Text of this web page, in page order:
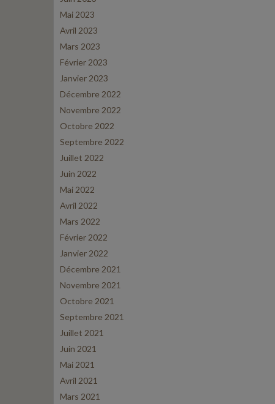
Mai 2023
Avril 2023
Mars 2023
Février 2023
Janvier 2023
Décembre 2022
Novembre 2022
Octobre 2022
Septembre 2022
Juillet 2022
Juin 2022
Mai 2022
Avril 2022
Mars 2022
Février 2022
Janvier 2022
Décembre 2021
Novembre 2021
Octobre 2021
Septembre 2021
Juillet 2021
Juin 2021
Mai 2021
Avril 2021
Mars 2021